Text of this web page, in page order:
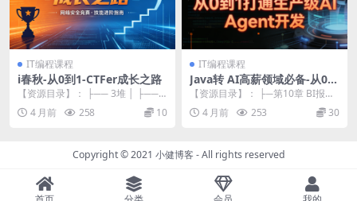
IT编程课程
i春秋-从0到1-CTFer成长之路
【资源目录】： ├── 3堆 │ ├── 3
调试堆的方法&动手调试堆.m...
4 月前 258 10
IT编程课程
Java转 AI高薪领域必备-从0到
1打通生产级AI Agent开发
【资源目录】： ├─第10章 BI报表
问答Agent：SQL生成与报表生成引
擎开...4 月前 253 30
Copyright © 2021 小健博客 - All rights reserved